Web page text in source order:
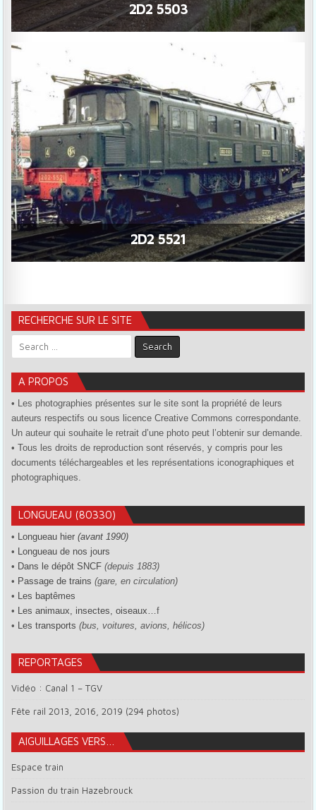
2D2 5503
2D2 5521
RECHERCHE SUR LE SITE
Search for:
A PROPOS
• Les photographies présentes sur le site sont la propriété de leurs
auteurs respectifs ou sous licence Creative Commons correspondante.
Un auteur qui souhaite le retrait d’une photo peut l’obtenir sur demande.
• Tous les droits de reproduction sont réservés, y compris pour les
documents téléchargeables et les représentations iconographiques et
photographiques.
LONGUEAU (80330)
• Longueau hier (avant 1990)
• Longueau de nos jours
• Dans le dépôt SNCF (depuis 1883)
• Passage de trains (gare, en circulation)
• Les baptêmes
• Les animaux, insectes, oiseaux…f
• Les transports (bus, voitures, avions, hélicos)
REPORTAGES
Vidéo : Canal 1 – TGV
Fête rail 2013, 2016, 2019 (294 photos)
AIGUILLAGES VERS…
Espace train
Passion du train Hazebrouck